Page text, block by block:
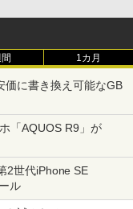
1カ月
価に書き換え可能なGB
「AQUOS R9」が
2世代iPhone SE
ル